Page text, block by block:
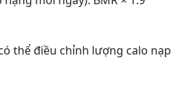
thể điều chỉnh lượng calo nạp